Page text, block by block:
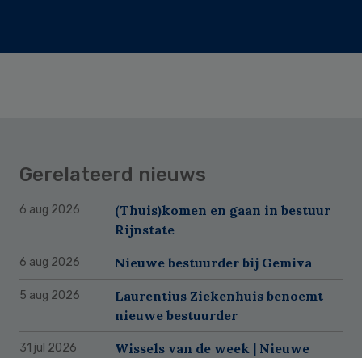
Gerelateerd nieuws
6 aug 2026
(Thuis)komen en gaan in bestuur
Rijnstate
6 aug 2026 Nieuwe bestuurder bij Gemiva
5 aug 2026
Laurentius Ziekenhuis benoemt
nieuwe bestuurder
31 jul 2026
Wissels van de week | Nieuwe